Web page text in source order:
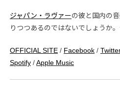
ジャパン・ラヴァーの彼と国内の
りつつあるのではないでしょうか。
OFFICIAL SITE / Facebook /
Spotify /Apple Music